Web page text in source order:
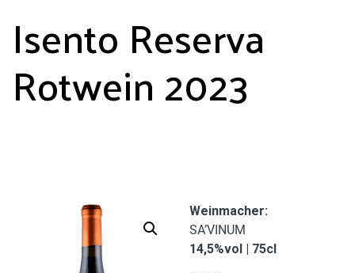
Isento Reserva
Rotwein 2023
Weinmacher:
SA’VINUM
14,5%vol | 75cl